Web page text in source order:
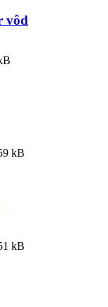
vôd
kB
kB